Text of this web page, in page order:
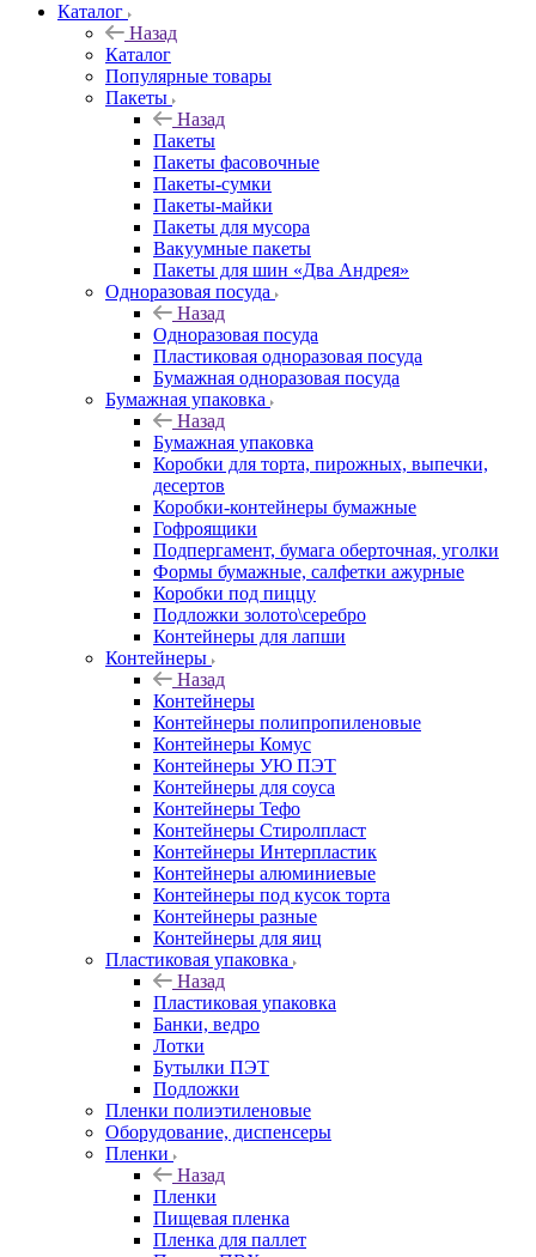
Каталог
Назад
Каталог
Популярные товары
Пакеты
Назад
Пакеты
Пакеты фасовочные
Пакеты-сумки
Пакеты-майки
Пакеты для мусора
Вакуумные пакеты
Пакеты для шин «Два Андрея»
Одноразовая посуда
Назад
Одноразовая посуда
Пластиковая одноразовая посуда
Бумажная одноразовая посуда
Бумажная упаковка
Назад
Бумажная упаковка
Коробки для торта, пирожных, выпечки,
десертов
Коробки-контейнеры бумажные
Гофроящики
Подпергамент, бумага оберточная, уголки
Формы бумажные, салфетки ажурные
Коробки под пиццу
Подложки золото\серебро
Контейнеры для лапши
Контейнеры
Назад
Контейнеры
Контейнеры полипропиленовые
Контейнеры Комус
Контейнеры УЮ ПЭТ
Контейнеры для соуса
Контейнеры Тефо
Контейнеры Стиролпласт
Контейнеры Интерпластик
Контейнеры алюминиевые
Контейнеры под кусок торта
Контейнеры разные
Контейнеры для яиц
Пластиковая упаковка
Назад
Пластиковая упаковка
Банки, ведро
Лотки
Бутылки ПЭТ
Подложки
Пленки полиэтиленовые
Оборудование, диспенсеры
Пленки
Назад
Пленки
Пищевая пленка
Пленка для паллет